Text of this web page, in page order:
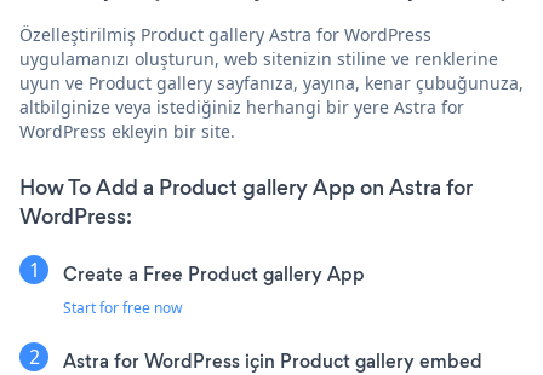
Özelleştirilmiş Product gallery Astra for WordPress
uygulamanızı oluşturun, web sitenizin stiline ve renklerine
uyun ve Product gallery sayfanıza, yayına, kenar çubuğunuza,
altbilginize veya istediğiniz herhangi bir yere Astra for
WordPress ekleyin bir site.
How To Add a Product gallery App on Astra for
WordPress:
Create a Free Product gallery App
Start for free now
Astra for WordPress için Product gallery embed